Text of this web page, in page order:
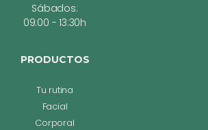
Sábados:
09:00 - 13:30h
PRODUCTOS
Tu rutina
Facial
Corporal